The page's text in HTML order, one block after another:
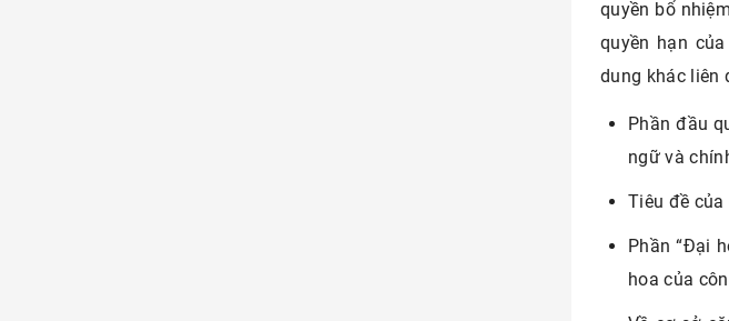
quyền bổ
quyền hạn
dung khác liên
Phần đầu
ngữ và
Tiêu đề
Phần “Đại
hoa của